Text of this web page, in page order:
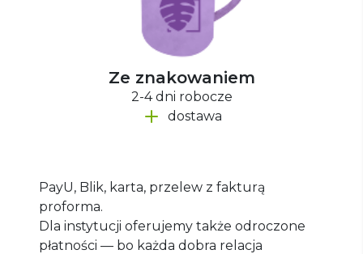
Ze znakowaniem
2-4 dni robocze
dostawa
PayU, Blik, karta, przelew z fakturą
proforma.
Dla instytucji oferujemy także odroczone
płatności — bo każda dobra relacja